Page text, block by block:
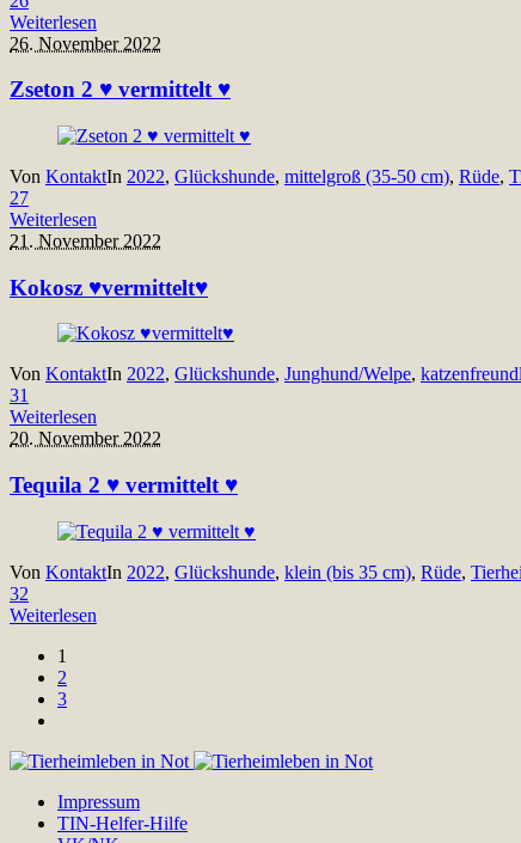
Weiterlesen
26. November 2022
Zseton 2 ♥ vermittelt ♥
Von KontaktIn 2022, Glückshunde, mittelgroß (35-50 cm), Rüde,
27
Weiterlesen
21. November 2022
Kokosz ♥vermittelt♥
Von KontaktIn 2022, Glückshunde, Junghund/Welpe,
31
Weiterlesen
20. November 2022
Tequila 2 ♥ vermittelt ♥
Von KontaktIn 2022, Glückshunde, klein (bis 35 cm), Rüde,
32
Weiterlesen
1
2
3
Impressum
TIN-Helfer-Hilfe